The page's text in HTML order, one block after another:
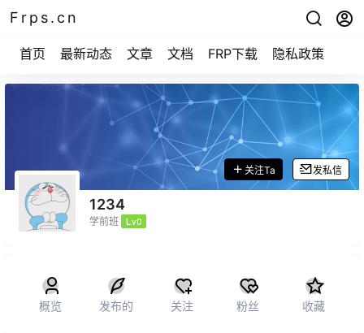
Frps.cn
首页 最新动态 文章 文档 FRP下载 隐私政策
1234
学前班 Lv0
关注Ta 发私信
概览 发布的 关注 粉丝 收藏